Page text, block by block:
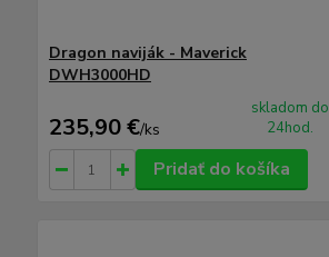
Dragon naviják - Maverick
DWH3000HD
235,90 €/ks
skladom do
24hod.
Pridať do košíka